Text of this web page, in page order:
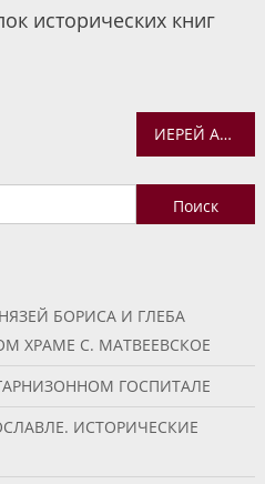
исторических книг
ИЕРЕЙ АЛЕКСАНДР ПЧЕЛКИН ПРИНИМАЕТ УЧАСТИЕ В ОНЛАЙН-СЕМИНАРЕ, ПОСВЯЩЕННОМ ОРГАНИЗАЦИИ РАБОТЫ СЕКРЕТАРЕЙ ЕПАРХИЙ
Найти:
БОРИСА И ГЛЕБА
ХРАМЕ С. МАТВЕЕВСКОЕ
ГОСПИТАЛЕ
ИСТОРИЧЕСКИЕ